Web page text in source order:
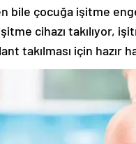
bile çocuğa işitme
cihazı takılıyor,
takılması için hazır